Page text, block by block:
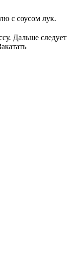
с соусом лук.
Дальше следует